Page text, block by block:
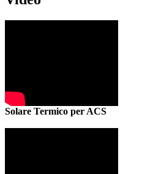
Solare Termico per ACS